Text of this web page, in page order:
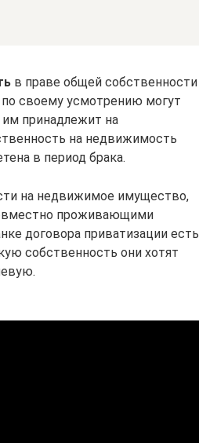
в праве общей собственности
своему усмотрению могут
принадлежит на
на недвижимость
в период брака.
на недвижимое имущество,
проживающими
договора приватизации есть
собственность они хотят